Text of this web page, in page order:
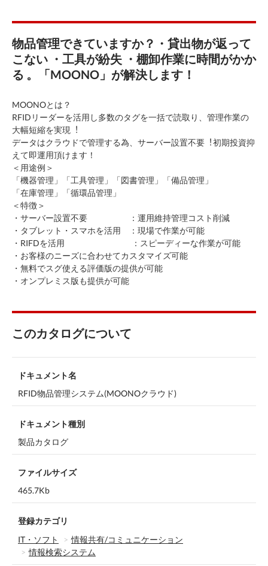
物品管理できていますか？・貸出物が返って
こない ・工具が紛失 ・棚卸作業に時間がかか
る 。「MOONO」が解決します！
MOONOとは？
RFIDリーダーを活⽤し多数のタグを⼀括で読取り、管理作業の
⼤幅短縮を実現︕
データはクラウドで管理する為、サーバー設置不要︕初期投資抑
えて即運⽤頂けます！
＜用途例＞
「機器管理」「⼯具管理」「図書管理」「備品管理」
「在庫管理」「循環品管理」
＜特徴＞
・サーバー設置不要 ：運⽤維持管理コスト削減
・タブレット・スマホを活⽤ ：現場で作業が可能
・RIFDを活⽤ ：スピーディーな作業が可能
・お客様のニーズに合わせてカスタマイズ可能
・無料でスグ使える評価版の提供が可能
・オンプレミス版も提供が可能
このカタログについて
ドキュメント名
RFID物品管理システム(MOONOクラウド)
ドキュメント種別
製品カタログ
ファイルサイズ
465.7Kb
登録カテゴリ
IT・ソフト
情報共有/コミュニケーション
情報検索システム